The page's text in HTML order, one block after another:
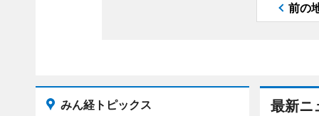
前の
最新ニ
みん経トピックス